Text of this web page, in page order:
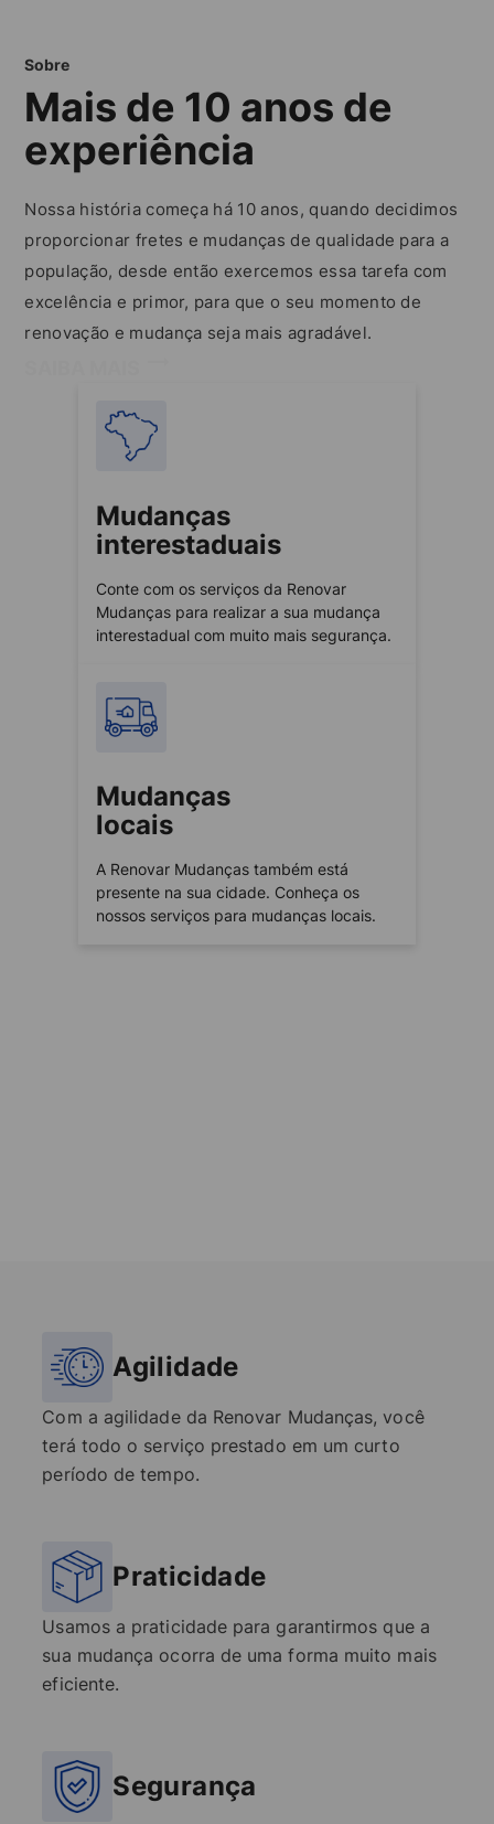
Sobre
Mais de 10 anos de
experiência
Nossa história começa há 10 anos, quando decidimos
proporcionar fretes e mudanças de qualidade para a
população, desde então exercemos essa tarefa com
excelência e primor, para que o seu momento de
renovação e mudança seja mais agradável.
Mudanças
interestaduais
Conte com os serviços da Renovar
Mudanças para realizar a sua mudança
interestadual com muito mais segurança.
Mudanças
locais
A Renovar Mudanças também está
presente na sua cidade. Conheça os
nossos serviços para mudanças locais.
Agilidade
Com a agilidade da Renovar Mudanças, você
terá todo o serviço prestado em um curto
período de tempo.
Praticidade
Usamos a praticidade para garantirmos que a
sua mudança ocorra de uma forma muito mais
eficiente.
Segurança